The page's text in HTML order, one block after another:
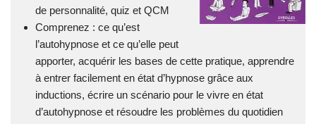
de personnalité, quiz et QCM
Comprenez : ce qu’est
l’autohypnose et ce qu’elle peut
apporter, acquérir les bases de cette pratique, apprendre
à entrer facilement en état d’hypnose grâce aux
inductions, écrire un scénario pour le vivre en état
d’autohypnose et résoudre les problèmes du quotidien